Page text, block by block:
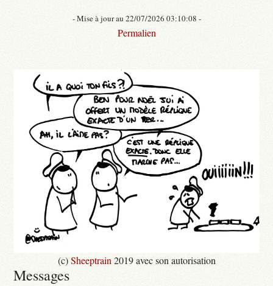
- Mise à jour au 22/07/2026 03:10:08 -
Permalien
(c)Sheeptrain 2019 avec son autorisation
Messages